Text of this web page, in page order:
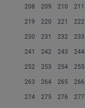
208 209 210 211
219 220 221 222
230 231 232 233
241 242 243 244
252 253 254 255
263 264 265 266
274 275 276 277